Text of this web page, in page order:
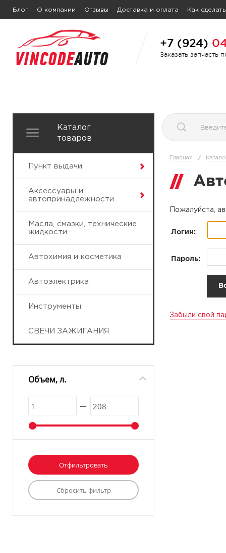
Блог О компании Отзывы Доставка и оплата Как
+7 (924)
Заказать запчасть
Каталог
товаров
Пункт выдачи
Аксессуары и
автопринадлежности
Масла, смазки, технические
жидкости
Автохимия и косметика
Автоэлектрика
Инструменты
СВЕЧИ ЗАЖИГАНИЯ
Объем, л.
Главная /
Пожалуйста,
Логин:
Пароль:
Забыли свой